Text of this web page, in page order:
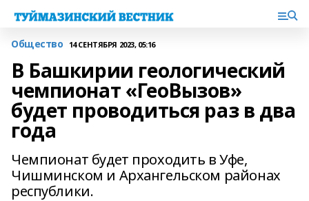
Общество 14 СЕНТЯБРЯ 2023, 05:16
В Башкирии геологический
чемпионат «ГеоВызов»
будет проводиться раз в два
года
Чемпионат будет проходить в Уфе,
Чишминском и Архангельском районах
республики.